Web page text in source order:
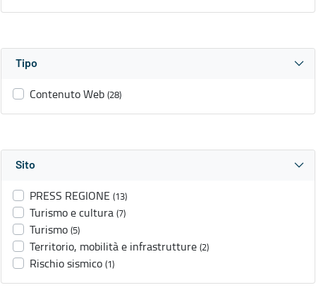
Tipo
Contenuto Web (28)
Sito
PRESS REGIONE (13)
Turismo e cultura (7)
Turismo (5)
Territorio, mobilità e infrastrutture (2)
Rischio sismico (1)